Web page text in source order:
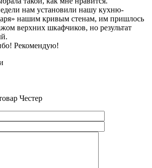
нам установили нашу кухню-
нашим кривым стенам, им пришлось
верхних шкафчиков, но результат
Рекомендую!
Честер